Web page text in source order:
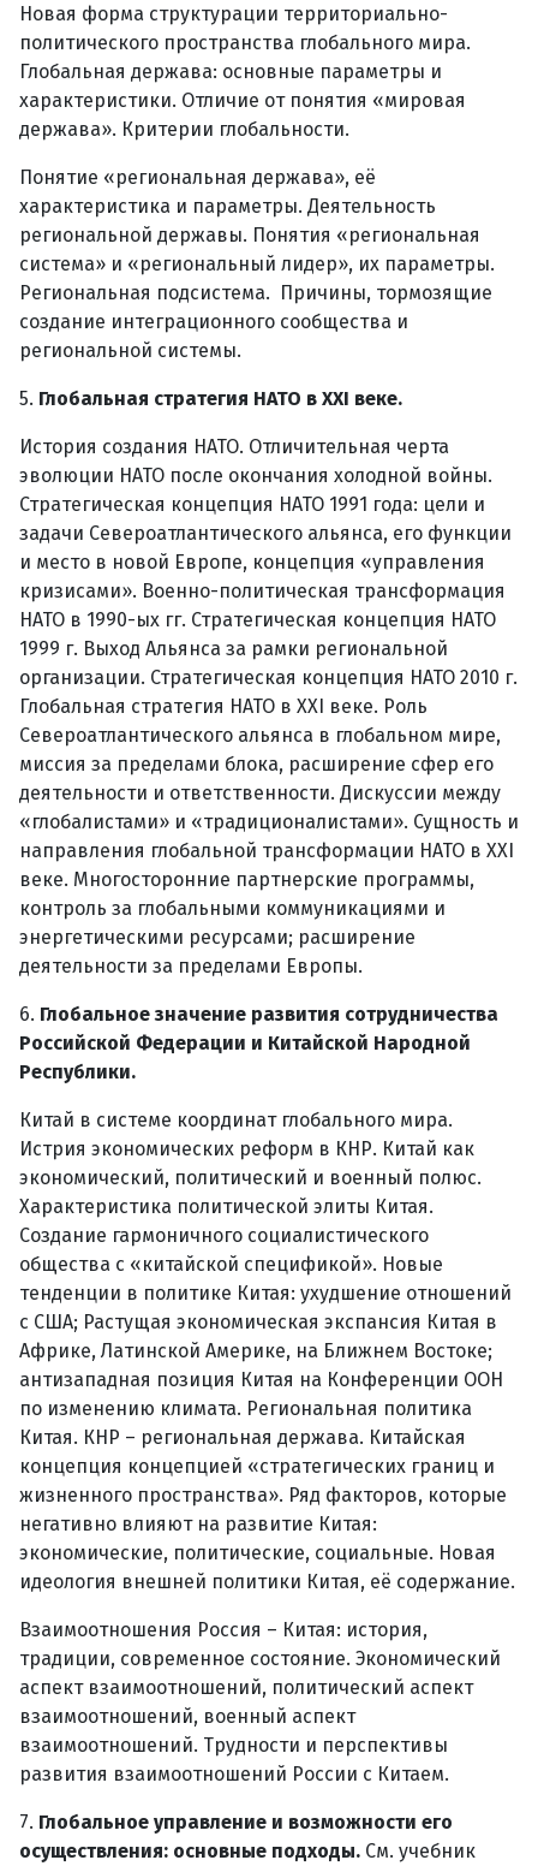
Новая форма структурации территориально-
политического пространства глобального мира.
Глобальная держава: основные параметры и
характеристики. Отличие от понятия «мировая
держава». Критерии глобальности.
Понятие «региональная держава», её
характеристика и параметры. Деятельность
региональной державы. Понятия «региональная
система» и «региональный лидер», их параметры.
Региональная подсистема. Причины, тормозящие
создание интеграционного сообщества и
региональной системы.
5. Глобальная стратегия НАТО в XXI веке.
История создания НАТО. Отличительная черта
эволюции НАТО после окончания холодной войны.
Стратегическая концепция НАТО 1991 года: цели и
задачи Североатлантического альянса, его функции
и место в новой Европе, концепция «управления
кризисами». Военно-политическая трансформация
НАТО в 1990-ых гг. Стратегическая концепция НАТО
1999 г. Выход Альянса за рамки региональной
организации. Стратегическая концепция НАТО 2010 г.
Глобальная стратегия НАТО в XXI веке. Роль
Североатлантического альянса в глобальном мире,
миссия за пределами блока, расширение сфер его
деятельности и ответственности. Дискуссии между
«глобалистами» и «традиционалистами». Сущность и
направления глобальной трансформации НАТО в XXI
веке. Многосторонние партнерские программы,
контроль за глобальными коммуникациями и
энергетическими ресурсами; расширение
деятельности за пределами Европы.
6. Глобальное значение развития сотрудничества
Российской Федерации и Китайской Народной
Республики.
Китай в системе координат глобального мира.
Истрия экономических реформ в КНР. Китай как
экономический, политический и военный полюс.
Характеристика политической элиты Китая.
Создание гармоничного социалистического
общества с «китайской спецификой». Новые
тенденции в политике Китая: ухудшение отношений
с США; Растущая экономическая экспансия Китая в
Африке, Латинской Америке, на Ближнем Востоке;
антизападная позиция Китая на Конференции ООН
по изменению климата. Региональная политика
Китая. КНР – региональная держава. Китайская
концепция концепцией «стратегических границ и
жизненного пространства». Ряд факторов, которые
негативно влияют на развитие Китая:
экономические, политические, социальные. Новая
идеология внешней политики Китая, её содержание.
Взаимоотношения Россия – Китая: история,
традиции, современное состояние. Экономический
аспект взаимоотношений, политический аспект
взаимоотношений, военный аспект
взаимоотношений. Трудности и перспективы
развития взаимоотношений России с Китаем.
7. Глобальное управление и возможности его
осуществления: основные подходы. См. учебник